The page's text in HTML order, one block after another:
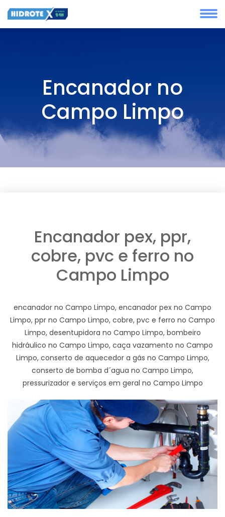
Encanador no
Campo Limpo
Encanador pex, ppr,
cobre, pvc e ferro no
Campo Limpo
encanador no Campo Limpo, encanador pex no Campo
Limpo, ppr no Campo Limpo, cobre, pvc e ferro no Campo
Limpo, desentupidora no Campo Limpo, bombeiro
hidráulico no Campo Limpo, caça vazamento no Campo
Limpo, conserto de aquecedor a gás no Campo Limpo,
conserto de bomba d´agua no Campo Limpo,
pressurizador e serviços em geral no Campo Limpo